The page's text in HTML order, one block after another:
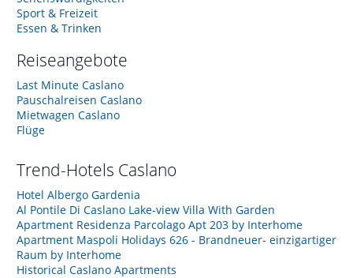
Sport & Freizeit
Essen & Trinken
Reiseangebote
Last Minute Caslano
Pauschalreisen Caslano
Mietwagen Caslano
Flüge
Trend-Hotels Caslano
Hotel Albergo Gardenia
Al Pontile Di Caslano Lake-view Villa With Garden
Apartment Residenza Parcolago Apt 203 by Interhome
Apartment Maspoli Holidays 626 - Brandneuer- einzigartiger
Raum by Interhome
Historical Caslano Apartments